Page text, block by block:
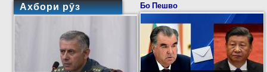
Ахбори рӯз Бо Пешво